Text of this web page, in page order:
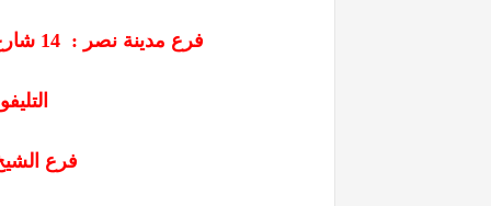
فرع مدينة نصر :14
التليفون
فرع الشيخ